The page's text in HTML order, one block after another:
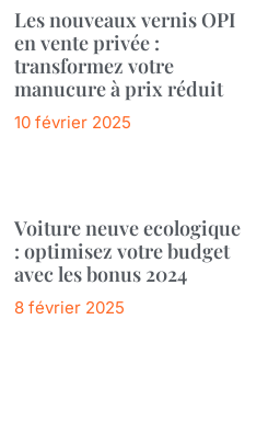
Les nouveaux vernis OPI
en vente privée :
transformez votre
manucure à prix réduit
10 février 2025
Voiture neuve ecologique
: optimisez votre budget
avec les bonus 2024
8 février 2025